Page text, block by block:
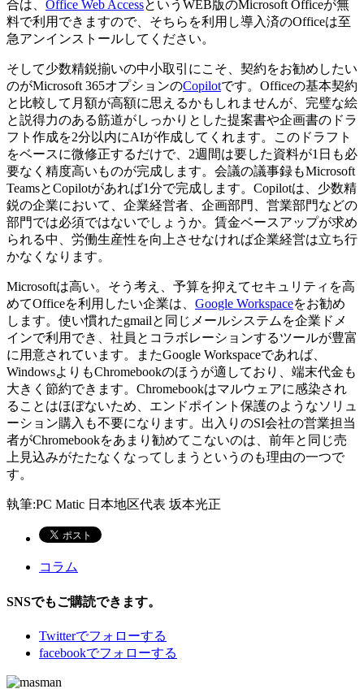
合は、 Office Web AccessというWEB版のMicrosoft Officeが無
料で利用できますので、そちらを利用し導入済のOfficeは至
急アンインストールしてください。
そして少数精鋭揃いの中小取引にこそ、契約をお勧めしたい
のがMicrosoft 365オプションのCopilotです。Officeの基本契約
と比較して月額が高額に思えるかもしれませんが、完璧な絵
と説得力のある筋道がしっかりとした提案書や企画書のドラ
フト作成を2分以内にAIが作成してくれます。このドラフト
をベースに微修正するだけで、2週間は要した資料が1日も必
要なく精度高いものが完成します。会議の議事録もMicrosoft
TeamsとCopilotがあれば1分で完成します。Copilotは、少数精
鋭の企業において、企業経営者、企画部門、営業部門などの
部門では必須ではないでしょうか。賃金ベースアップが求め
られる中、労働生産性を向上させなければ企業経営は立ち行
かなくなります。
Microsoftは高い。そう考え、予算を抑えてセキュリティを高
めてOfficeを利用したい企業は、 Google Workspaceをお勧め
します。使い慣れたgmailと同じメールシステムを企業ドメ
インで利用でき、社員とコラボレーションするツールが豊富
に用意されています。またGoogle Workspaceであれば、
WindowsよりもChromebookのほうが適しており、端末代金も
大きく節約できます。Chromebookはマルウェアに感染され
ることはほぼないため、エンドポイント保護のようなソリュ
ーション購入も不要になります。出入りのSI会社の営業担当
者がChromebookをあまり勧めてこないのは、前年と同じ売
上見込みがたたなくなってしまうというのも理由の一つで
す。
執筆:PC Matic 日本地区代表 坂本光正
コラム
SNSでもご購読できます。
Twitterでフォローする
facebookでフォローする